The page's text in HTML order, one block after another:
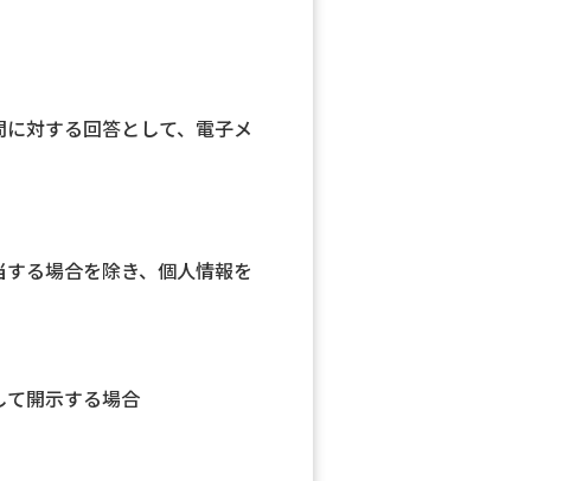
対する回答として、電子メ
る場合を除き、個人情報を
て開示する場合